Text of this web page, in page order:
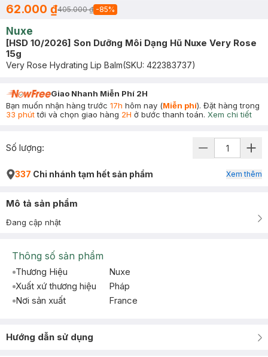
62.000 ₫405.000 ₫ -85%
Nuxe
[HSD 10/2026] Son Dưỡng Môi Dạng Hũ Nuxe Very Rose
15g
Very Rose Hydrating Lip Balm(SKU: 422383737)
Giao Nhanh Miễn Phí 2H
Bạn muốn nhận hàng trước 17h hôm nay (Miễn phí). Đặt hàng trong
33 phúttới và chọn giao hàng 2H ở bước thanh toán. Xem chi tiết
Số lượng:
337 Chi nhánh tạm hết sản phẩm Xem thêm
Mô tả sản phẩm
Đang cập nhật
Thông số sản phẩm
Thương Hiệu
Nuxe
Xuất xứ thương hiệu
Pháp
Nơi sản xuất
France
Hướng dẫn sử dụng